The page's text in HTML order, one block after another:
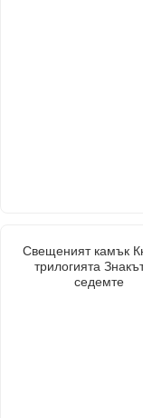
Свещеният камък
трилогията
седемте